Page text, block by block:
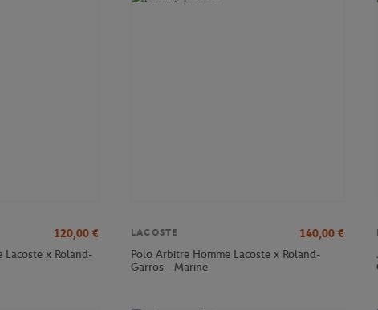
120,00 €
Lacoste x Roland-
LACOSTE 140,00 €
Polo Arbitre Homme Lacoste x Roland-
Garros - Marine